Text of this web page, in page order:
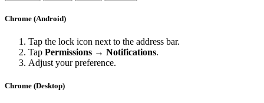
Chrome (Android)
Tap the lock icon next to the address bar.
Tap Permissions → Notifications.
Adjust your preference.
Chrome (Desktop)